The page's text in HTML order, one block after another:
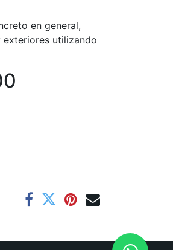
en general,
exteriores utilizando